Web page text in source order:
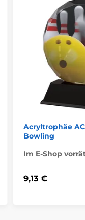
Acryltrophäe
Bowling
Im E-Shop
9,13 €